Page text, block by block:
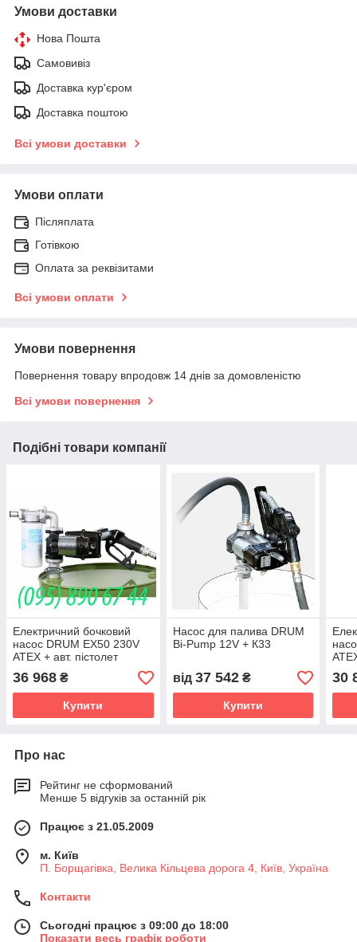
Умови доставки
Нова Пошта
Самовивіз
Доставка кур'єром
Доставка поштою
Всі умови доставки
Умови оплати
Післяплата
Готівкою
Оплата за реквізитами
Всі умови оплати
Умови повернення
Повернення товару впродовж 14 днів за домовленістю
Всі умови повернення
Подібні товари компанії
Електричний бочковий
насос DRUM EX50 230V
ATEX + авт. пістолет
36 968 ₴
Купити
Насос для палива DRUM
Bi-Pump 12V + К33
від 37 542₴
Купити
30
Про нас
Рейтинг не сформований
Менше 5 відгуків за останній рік
Працює з 21.05.2009
м. Київ
П. Борщагівка, Велика Кільцева дорога 4, Київ, Україна
Контакти
Сьогодні працює з 09:00 до 18:00
Показати весь графік роботи